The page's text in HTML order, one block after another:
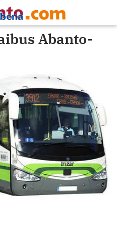
Abanto-